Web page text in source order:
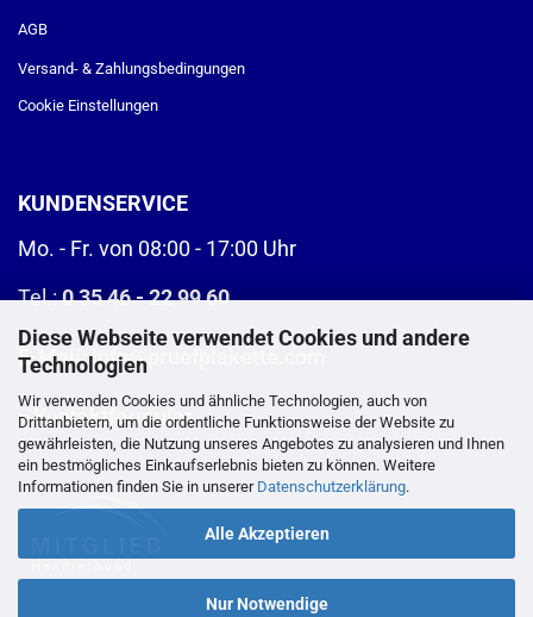
Diese Webseite verwendet Cookies und andere
Technologien
Wir verwenden Cookies und ähnliche Technologien, auch von
Drittanbietern, um die ordentliche Funktionsweise der Website zu
gewährleisten, die Nutzung unseres Angebotes zu analysieren und Ihnen
ein bestmögliches Einkaufserlebnis bieten zu können. Weitere
Informationen finden Sie in unserer Datenschutzerklärung.
Alle Akzeptieren
Nur Notwendige
AGB
Versand- & Zahlungsbedingungen
Cookie Einstellungen
KUNDENSERVICE
Mo. - Fr. von 08:00 - 17:00 Uhr
Tel.:0 35 46 - 22 99 60
E-Mail:info@pruefplakette.com
>Kontaktformular